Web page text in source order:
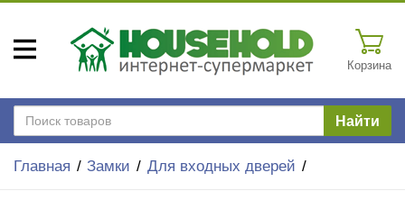
Корзина
Найти
Главная Замки Для входных дверей